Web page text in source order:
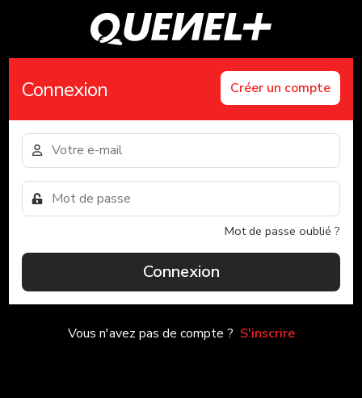
Connexion Créer un compte
Mot de passe oublié ?
Connexion
Vous n'avez pas de compte ? S'inscrire